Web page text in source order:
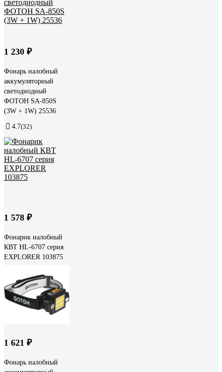
1 230 ₽
Фонарь налобный
аккумуляторный
светодиодный
ФОТОН SA-850S
(3W + 1W) 25536
4.7(32)
1 578 ₽
Фонарик налобный
КВТ HL-6707 серия
EXPLORER 103875
1 621 ₽
Фонарь налобный